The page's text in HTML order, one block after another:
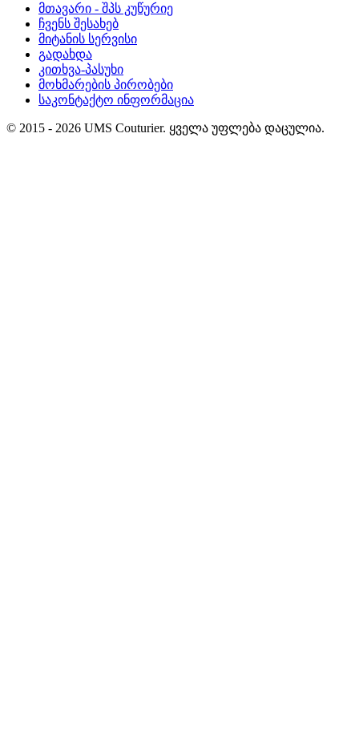
მთავარი - შპს კუწურიე
ჩვენს შესახებ
მიტანის სერვისი
გადახდა
კითხვა-პასუხი
მოხმარების პირობები
საკონტაქტო ინფორმაცია
© 2015 ‐ 2026 UMS Couturier. ყველა უფლება დაცულია.